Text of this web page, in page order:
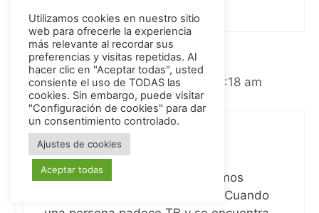
Diana Synelnyk
septiembre 26, 2017 a las 3:18 am
Hola Juan,
El caso que expones no podríamos
hablar de un Trastorno Bipolar. Cuando
Utilizamos cookies en nuestro sitio
web para ofrecerle la experiencia
más relevante al recordar sus
preferencias y visitas repetidas. Al
hacer clic en "Aceptar todas", usted
consiente el uso de TODAS las
cookies. Sin embargo, puede visitar
"Configuración de cookies" para dar
un consentimiento controlado.
Ajustes de cookies
Aceptar todas